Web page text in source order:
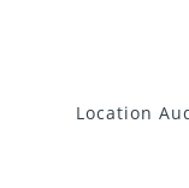
Location